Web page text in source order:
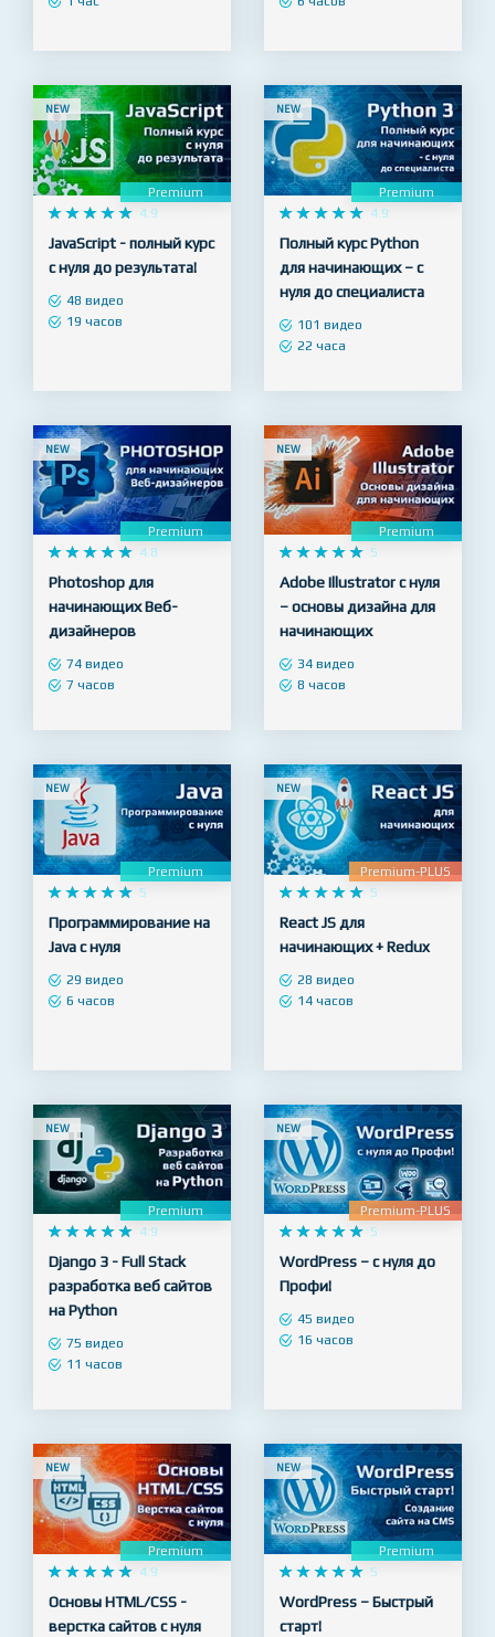
NEW
Premium
    
     4.9
JavaScript - полный курс
с нуля до результата!
NEW
Premium
    
     4.9
Полный курс Python
для начинающих – с
нуля до специалиста
NEW
    
     4.8
Photoshop для
начинающих Веб-
дизайнеров
NEW
Premium
    
     5
Adobe Illustrator с нуля
– основы дизайна для
начинающих
NEW
Premium
    
    
Программирование на
Java с нуля
NEW
Premium-PLUS
    
     5
React JS для
начинающих + Redux
NEW
    
     4.9
Django 3 - Full Stack
разработка веб сайтов
на Python
NEW
Premium-PLUS
  
  
WordPress – с нуля до
Профи!
NEW
    
     4.9
NEW
Premium
  
  